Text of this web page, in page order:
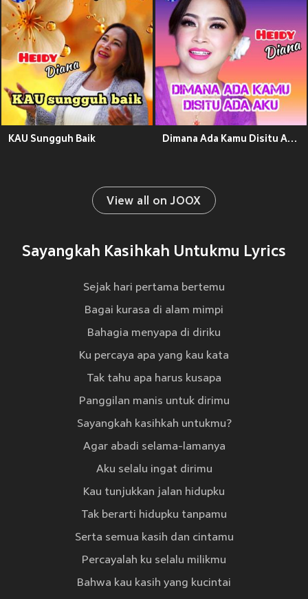
KAU Sungguh Baik Dimana Ada Kamu Disitu Ada Aku
View all on JOOX
Sayangkah Kasihkah Untukmu Lyrics
Sejak hari pertama bertemu
Bagai kurasa di alam mimpi
Bahagia menyapa di diriku
Ku percaya apa yang kau kata
Tak tahu apa harus kusapa
Panggilan manis untuk dirimu
Sayangkah kasihkah untukmu?
Agar abadi selama-lamanya
Aku selalu ingat dirimu
Kau tunjukkan jalan hidupku
Tak berarti hidupku tanpamu
Serta semua kasih dan cintamu
Percayalah ku selalu milikmu
Bahwa kau kasih yang kucintai